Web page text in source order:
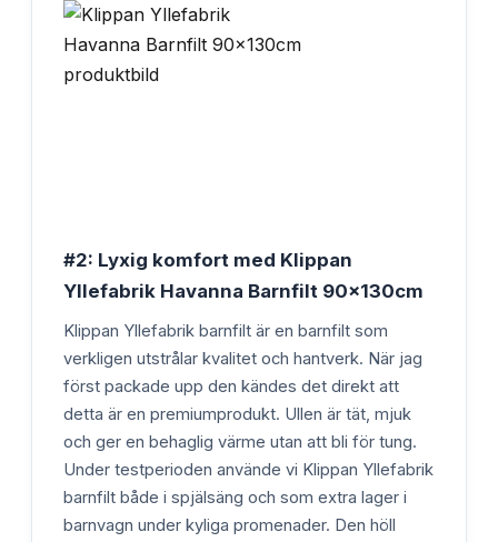
#2: Lyxig komfort med Klippan
Yllefabrik Havanna Barnfilt 90x130cm
Klippan Yllefabrik barnfilt är en barnfilt som
verkligen utstrålar kvalitet och hantverk. När jag
först packade upp den kändes det direkt att
detta är en premiumprodukt. Ullen är tät, mjuk
och ger en behaglig värme utan att bli för tung.
Under testperioden använde vi Klippan Yllefabrik
barnfilt både i spjälsäng och som extra lager i
barnvagn under kyliga promenader. Den höll